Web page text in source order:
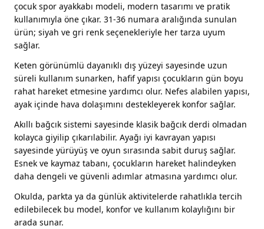
çocuk spor ayakkabı modeli, modern tasarımı ve pratik
kullanımıyla öne çıkar. 31-36 numara aralığında sunulan
ürün; siyah ve gri renk seçenekleriyle her tarza uyum
sağlar.
Keten görünümlü dayanıklı dış yüzeyi sayesinde uzun
süreli kullanım sunarken, hafif yapısı çocukların gün boyu
rahat hareket etmesine yardımcı olur. Nefes alabilen yapısı,
ayak içinde hava dolaşımını destekleyerek konfor sağlar.
Akıllı bağcık sistemi sayesinde klasik bağcık derdi olmadan
kolayca giyilip çıkarılabilir. Ayağı iyi kavrayan yapısı
sayesinde yürüyüş ve oyun sırasında sabit duruş sağlar.
Esnek ve kaymaz tabanı, çocukların hareket halindeyken
daha dengeli ve güvenli adımlar atmasına yardımcı olur.
Okulda, parkta ya da günlük aktivitelerde rahatlıkla tercih
edilebilecek bu model, konfor ve kullanım kolaylığını bir
arada sunar.